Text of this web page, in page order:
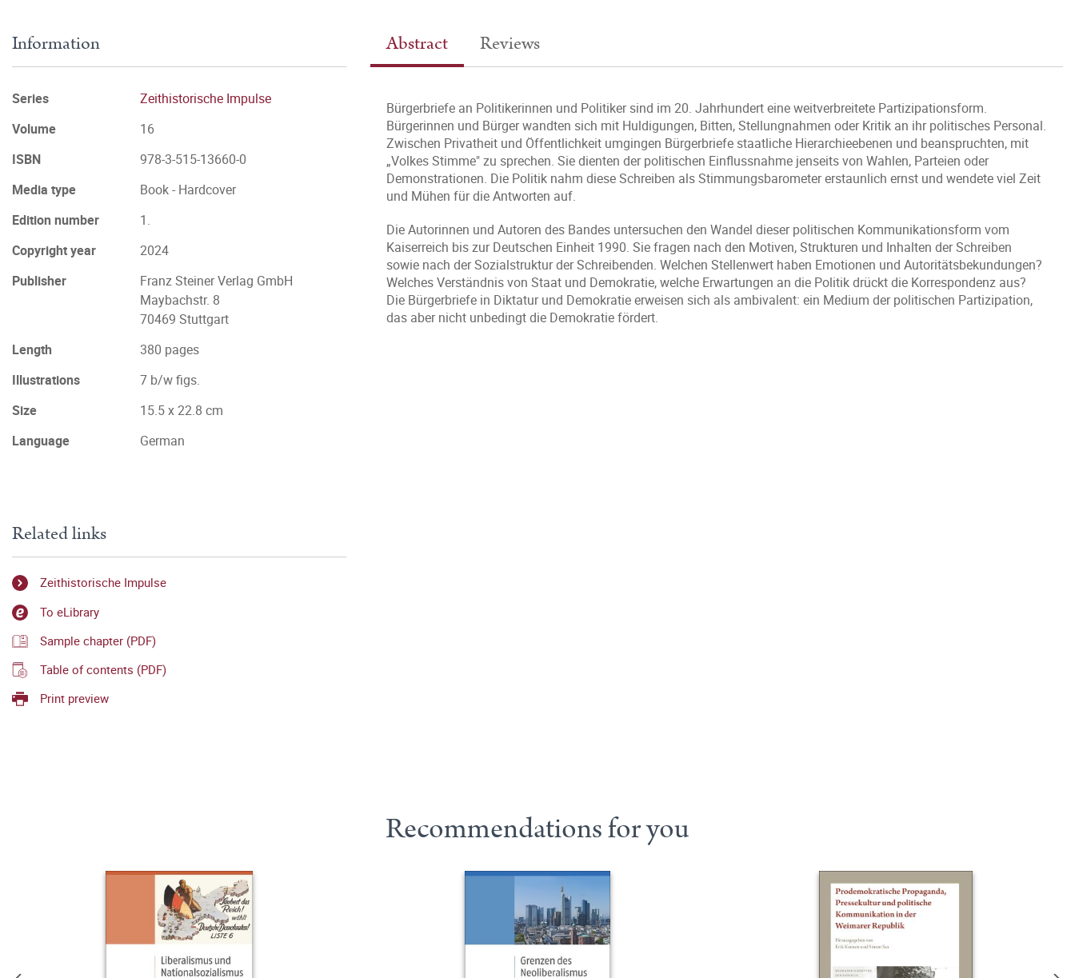
Abstract Reviews
Bürgerbriefe an Politikerinnen und Politiker sind im 20. Jahrhundert eine weitverbreitete Partizipationsform.
Bürgerinnen und Bürger wandten sich mit Huldigungen, Bitten, Stellungnahmen oder Kritik an ihr politisches Personal.
Zwischen Privatheit und Öffentlichkeit umgingen Bürgerbriefe staatliche Hierarchieebenen und beanspruchten, mit
„Volkes Stimme" zu sprechen. Sie dienten der politischen Einflussnahme jenseits von Wahlen, Parteien oder
Demonstrationen. Die Politik nahm diese Schreiben als Stimmungsbarometer erstaunlich ernst und wendete viel Zeit
und Mühen für die Antworten auf.
Die Autorinnen und Autoren des Bandes untersuchen den Wandel dieser politischen Kommunikationsform vom
Kaiserreich bis zur Deutschen Einheit 1990. Sie fragen nach den Motiven, Strukturen und Inhalten der Schreiben
sowie nach der Sozialstruktur der Schreibenden. Welchen Stellenwert haben Emotionen und Autoritätsbekundungen?
Welches Verständnis von Staat und Demokratie, welche Erwartungen an die Politik drückt die Korrespondenz aus?
Die Bürgerbriefe in Diktatur und Demokratie erweisen sich als ambivalent: ein Medium der politischen Partizipation,
das aber nicht unbedingt die Demokratie fördert.
Information
Series
Zeithistorische Impulse
Volume
16
ISBN
978-3-515-13660-0
Media type
Book - Hardcover
Edition number
1.
Copyright year
2024
Publisher
Franz Steiner Verlag GmbH
Maybachstr. 8
70469 Stuttgart
Length
380 pages
Illustrations
7 b/w figs.
Size
15.5 x 22.8 cm
Language
German
Related links
Zeithistorische Impulse
To eLibrary
Sample chapter (PDF)
Table of contents (PDF)
Print preview
Recommendations for you